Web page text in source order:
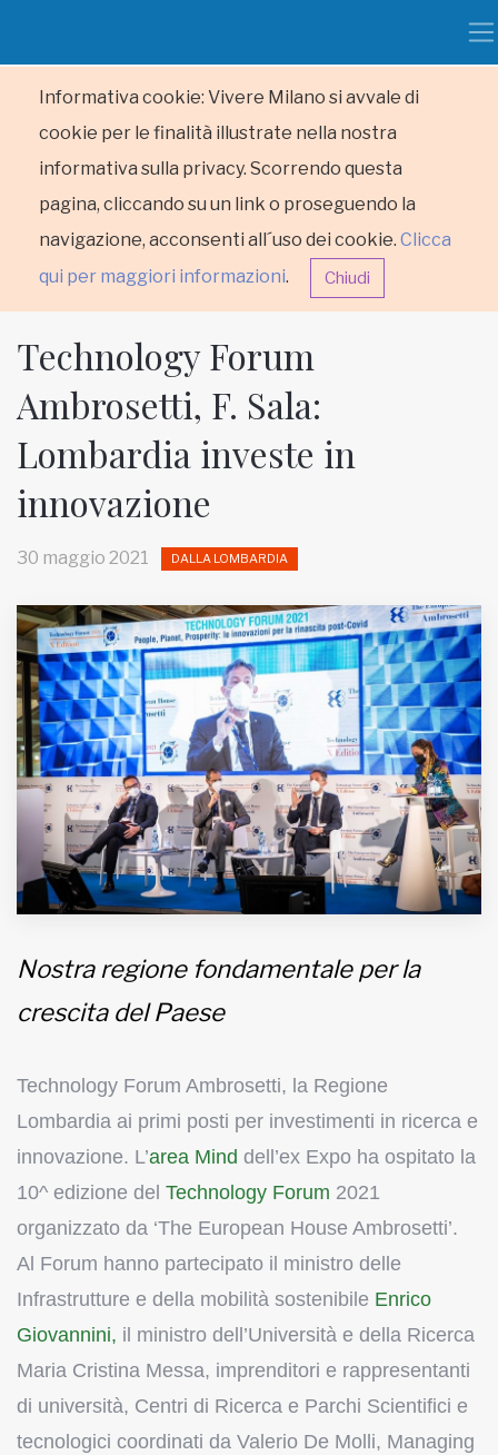
Informativa cookie: Vivere Milano si avvale di
cookie per le finalità illustrate nella nostra
informativa sulla privacy. Scorrendo questa
pagina, cliccando su un link o proseguendo la
navigazione, acconsenti all´uso dei cookie. Clicca
qui per maggiori informazioni. Chiudi
HOME
RUBRICHE
Inviateci le vostre segnalazioni
Iscriviti alla newsletter
www.viveremilano.info
Fondato e diretto da Enzo De
Bernardis
EDB edizioni - Via Brivio angolo C.
Imbonati, 89 20159 Milano (Italia)
Informativa sulla privacy
Technology Forum
Ambrosetti, F. Sala:
Lombardia investe in
innovazione
30 maggio 2021 DALLA LOMBARDIA
Nostra regione fondamentale per la
crescita del Paese
Technology Forum Ambrosetti, la Regione
Lombardia ai primi posti per investimenti in ricerca e
innovazione. L’area Mind dell’ex Expo ha ospitato la
10^ edizione del Technology Forum 2021
organizzato da ‘The European House Ambrosetti’.
Al Forum hanno partecipato il ministro delle
Infrastrutture e della mobilità sostenibile Enrico
Giovannini, il ministro dell’Università e della Ricerca
Maria Cristina Messa, imprenditori e rappresentanti
di università, Centri di Ricerca e Parchi Scientifici e
tecnologici coordinati da Valerio De Molli, Managing